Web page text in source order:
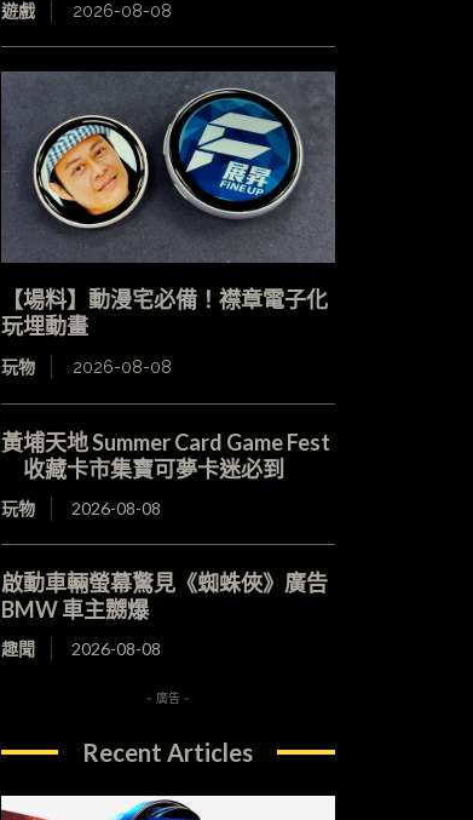
遊戲 2026-08-08
【場料】動漫宅必備！襟章電子化
玩埋動畫
玩物 2026-08-08
黃埔天地 Summer Card Game Fest
收藏卡市集寶可夢卡迷必到
玩物 2026-08-08
啟動車輛螢幕驚見《蜘蛛俠》廣告
BMW 車主嬲爆
趣聞 2026-08-08
- 廣告 -
Recent Articles